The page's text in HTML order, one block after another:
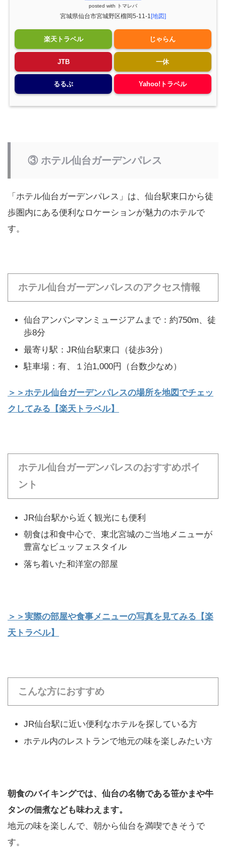
posted with トマレバ
宮城県仙台市宮城野区榴岡5-11-1 [地図]
楽天トラベル じゃらん
JTB 一休
るるぶ Yahoo!トラベル
③ ホテル仙台ガーデンパレス
「ホテル仙台ガーデンパレス」は、仙台駅東口から徒
歩圏内にある便利なロケーションが魅力のホテルで
す。
ホテル仙台ガーデンパレスのアクセス情報
仙台アンパンマンミュージアムまで：約750m、徒
歩8分
最寄り駅：JR仙台駅東口（徒歩3分）
駐車場：有、１泊1,000円（台数少なめ）
＞＞ホテル仙台ガーデンパレスの場所を地図でチェッ
クしてみる【楽天トラベル】
ホテル仙台ガーデンパレスのおすすめポイ
ント
JR仙台駅から近く観光にも便利
朝食は和食中心で、東北宮城のご当地メニューが
豊富なビュッフェスタイル
落ち着いた和洋室の部屋
＞＞実際の部屋や食事メニューの写真を見てみる【楽
天トラベル】
こんな方におすすめ
JR仙台駅に近い便利なホテルを探している方
ホテル内のレストランで地元の味を楽しみたい方
朝食のバイキングでは、仙台の名物である笹かまや牛
タンの佃煮なども味わえます。
地元の味を楽しんで、朝から仙台を満喫できそうで
す。